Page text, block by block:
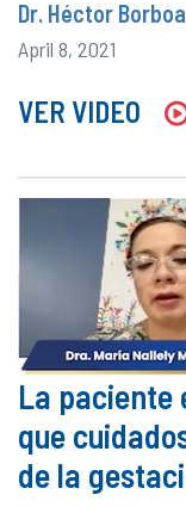
Dr. Héctor
April 8, 2021
VER VIDEO
La paciente
que
de la